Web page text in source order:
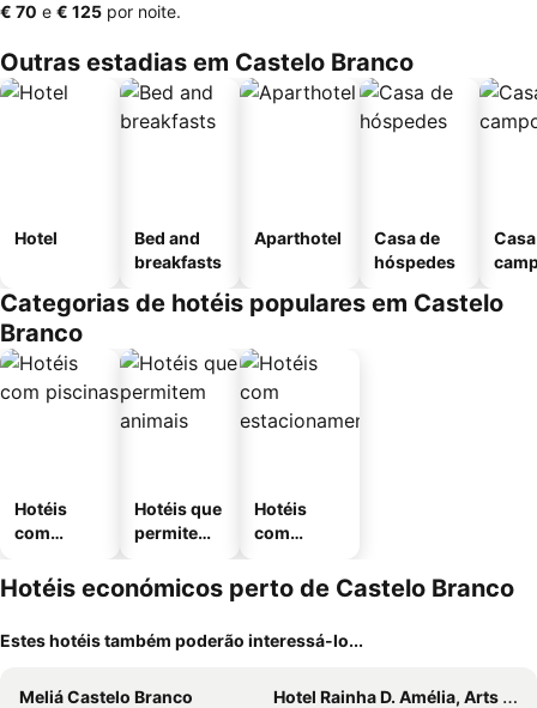
‎€ 70 e ‎€ 125 por noite.
Outras estadias em Castelo Branco
Hotel
Bed and
breakfasts
Aparthotel
Casa de
hóspedes
Categorias de hotéis populares em Castelo
Branco
Hotéis
com
Hotéis que
permitem
Hotéis
com
mento
Hotéis económicos perto de Castelo Branco
Estes hotéis também poderão interessá-lo...
Meliá Castelo Branco
Hotel Rainha D. Amélia, Arts & Leisure